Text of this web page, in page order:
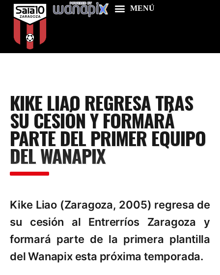
Food & Drink
Features
News
Contacts
KIKE LIAO REGRESA TRAS
SU CESIÓN Y FORMARÁ
PARTE DEL PRIMER EQUIPO
DEL WANAPIX
Kike Liao (Zaragoza, 2005) regresa de
su cesión al Entrerríos Zaragoza y
formará parte de la primera plantilla
del Wanapix esta próxima temporada.